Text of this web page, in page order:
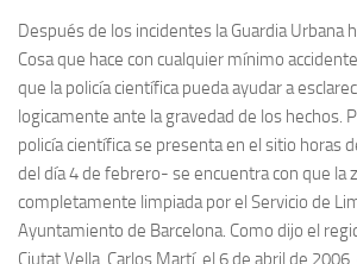
Después de los incidentes la Guardia Urbana
Cosa que hace con cualquier mínimo
que la policía científica pueda ayudar a
logicamente ante la gravedad de los hechos.
policía científica se presenta en el sitio horas
del día 4 de febrero- se encuentra con que la
completamente limpiada por el Servicio de
Ayuntamiento de Barcelona. Como dijo el
Ciutat Vella, Carlos Martí, el 6 de abril de